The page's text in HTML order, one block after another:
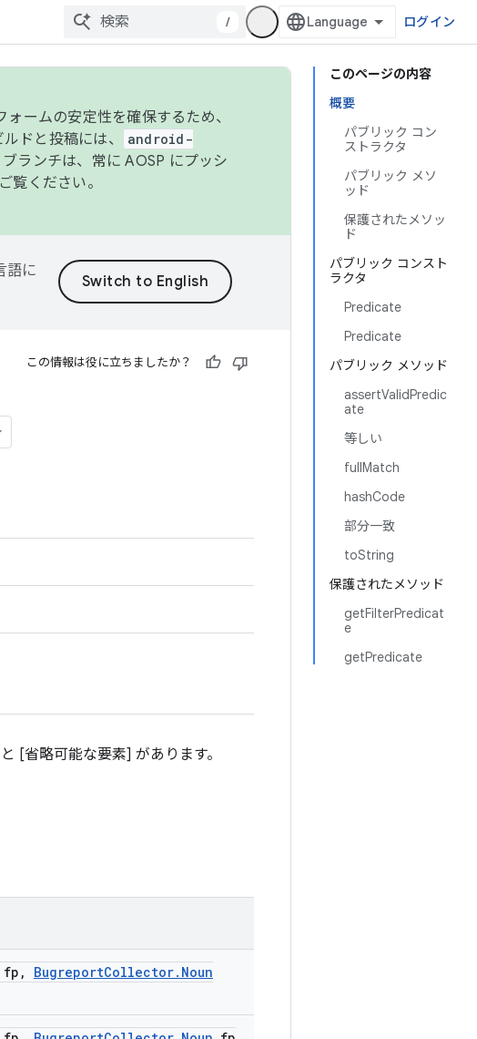
/ ログイン
このページの内容
概要
パブリック コン
ストラクタ
パブリック メソ
ッド
保護されたメソッ
ド
パブリック コンスト
ラクタ
Predicate
Predicate
パブリック メソッド
assertValidPredic
ate
等しい
fullMatch
hashCode
部分一致
toString
保護されたメソッド
getFilterPredicat
e
getPredicate
ームの安定性を確保するため、
ドと投稿には、
android-
ランチは、常に AOSP にプッシ
覧ください。
語に
この情報は役に立ちましたか？
[省略可能な要素] があります。
fp , BugreportCollector. Noun